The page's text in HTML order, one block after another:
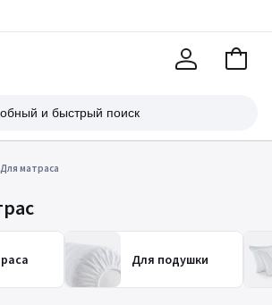
В
Для матраса
Для подушки